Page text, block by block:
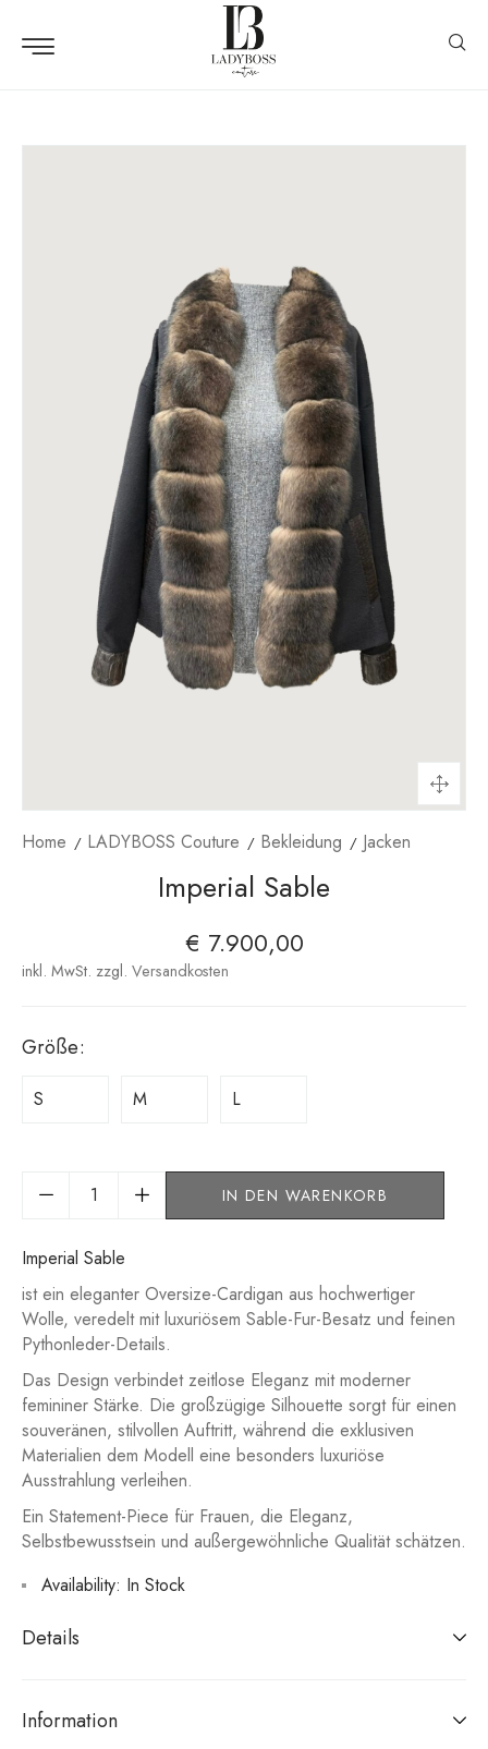
Home LADYBOSS Couture Bekleidung Jacken
Imperial Sable
€ 7.900,00
inkl. MwSt. zzgl. Versandkosten
Größe:
S M L
IN DEN WARENKORB
Imperial Sable
ist ein eleganter Oversize-Cardigan aus hochwertiger
Wolle, veredelt mit luxuriösem Sable-Fur-Besatz und feinen
Pythonleder-Details.
Das Design verbindet zeitlose Eleganz mit moderner
femininer Stärke. Die großzügige Silhouette sorgt für einen
souveränen, stilvollen Auftritt, während die exklusiven
Materialien dem Modell eine besonders luxuriöse
Ausstrahlung verleihen.
Ein Statement-Piece für Frauen, die Eleganz,
Selbstbewusstsein und außergewöhnliche Qualität schätzen.
Availability: In Stock
Details
Information